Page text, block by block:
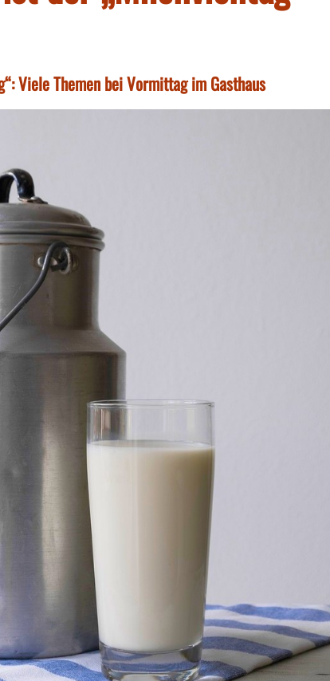
Viele Themen bei Vormittag im Gasthaus